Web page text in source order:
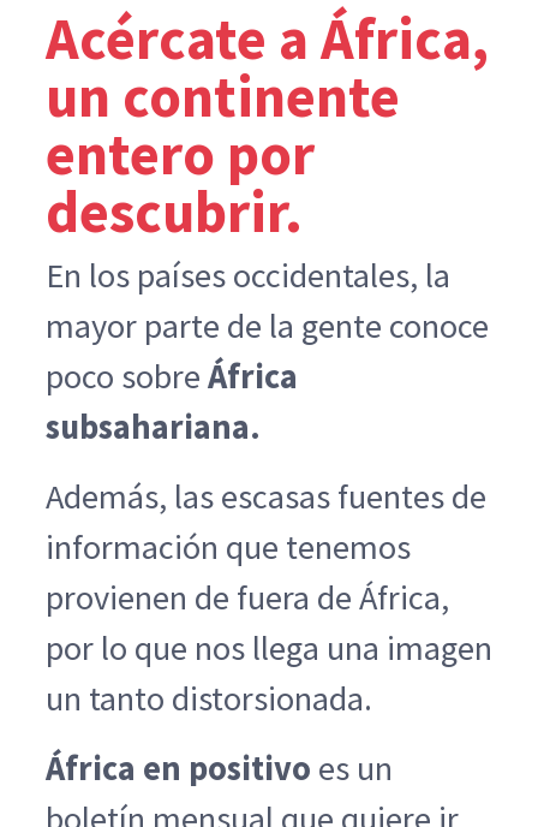
Acércate a África,
un continente
entero por
descubrir.
En los países occidentales, la
mayor parte de la gente conoce
poco sobreÁfrica
subsahariana.
Además, las escasas fuentes de
información que tenemos
provienen de fuera de África,
por lo que nos llega una imagen
un tanto distorsionada.
África en positivo es un
boletín mensual que quiere ir